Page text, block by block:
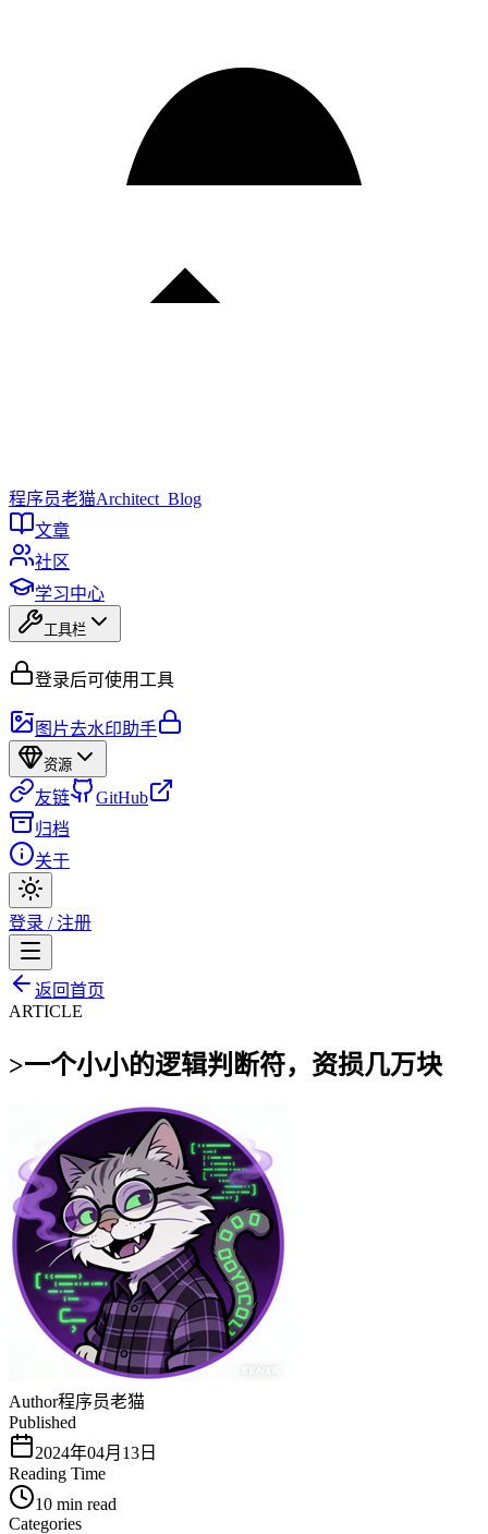
程序员老猫Architect_Blog
文章
社区
学习中心
工具栏
登录后可使用工具
图片去水印助手
资源
友链
GitHub
归档
关于
登录 / 注册
返回首页
ARTICLE
>一个小小的逻辑判断符，资损几万块
Author程序员老猫
Published
2024年04月13日
Reading Time
10 min read
Categories